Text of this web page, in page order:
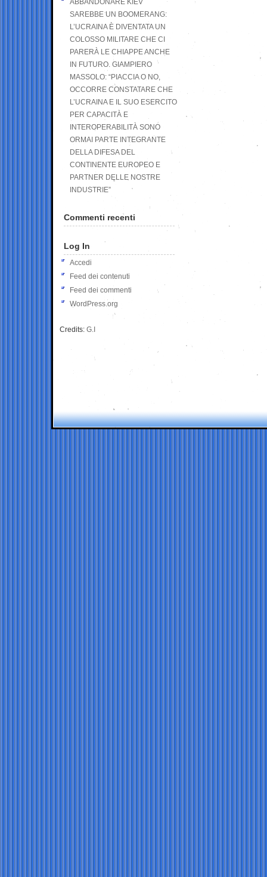
ABBANDONARE KIEV
SAREBBE UN BOOMERANG:
L’UCRAINA È DIVENTATA UN
COLOSSO MILITARE CHE CI
PARERÀ LE CHIAPPE ANCHE
IN FUTURO. GIAMPIERO
MASSOLO: “PIACCIA O NO,
OCCORRE CONSTATARE CHE
L’UCRAINA E IL SUO ESERCITO
PER CAPACITÀ E
INTEROPERABILITÀ SONO
ORMAI PARTE INTEGRANTE
DELLA DIFESA DEL
CONTINENTE EUROPEO E
PARTNER DELLE NOSTRE
INDUSTRIE”
Commenti recenti
Log In
Accedi
Feed dei contenuti
Feed dei commenti
WordPress.org
Credits: G.I